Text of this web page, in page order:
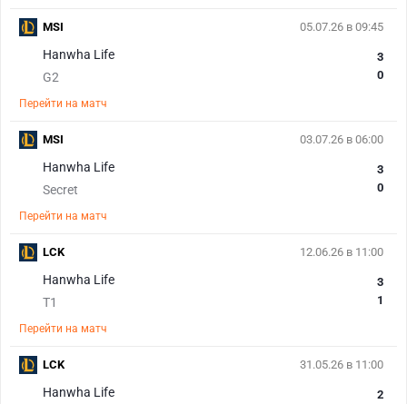
05.07.26 в 09:45
Hanwha Life
G2
3
0
Перейти на матч
MSI
03.07.26 в 06:00
Hanwha Life
Secret
3
0
Перейти на матч
MSI
12.06.26 в 11:00
Hanwha Life
T1
3
1
Перейти на матч
LCK
31.05.26 в 11:00
Hanwha Life
2
LCK